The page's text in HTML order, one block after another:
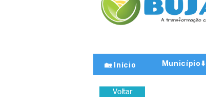
🏡 Início Município⬇️
Voltar